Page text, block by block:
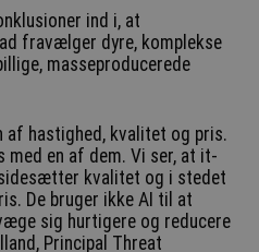
ind i, at
fravælger dyre, komplekse
masseproducerede
af hastighed, kvalitet og pris.
med en af dem. Vi ser, at it-
kvalitet og i stedet
De bruger ikke AI til at
sig hurtigere og reducere
Principal Threat